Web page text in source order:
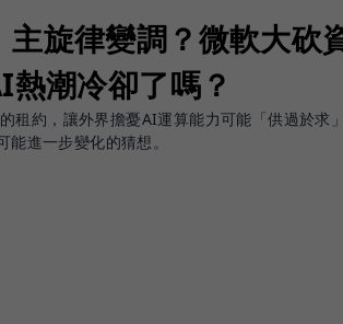
旋律變調？微軟大砍
潮冷卻了嗎？
租約，讓外界擔憂AI運算能力可能「供過於求
進一步變化的猜想。